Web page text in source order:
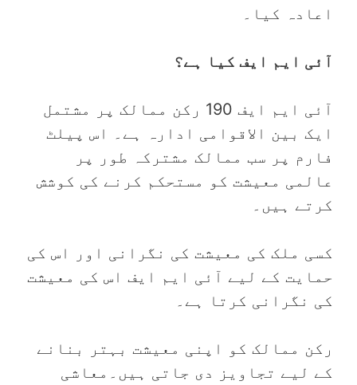
اعادہ کیا۔
آئی ایم ایف کیا ہے؟
آئی ایم ایف 190 رکن ممالک پر مشتمل
ایک بین الاقوامی ادارہ ہے۔ اس پیلٹ
فارم پر سب ممالک مشترکہ طور پر
عالمی معیشت کو مستحکم کرنے کی کوشش
کرتے ہیں۔
کسی ملک کی معیشت کی نگرانی اور اس کی
حمایت کے لیے آئی ایم ایف اس کی معیشت
کی نگرانی کرتا ہے۔
رکن ممالک کو اپنی معیشت بہتر بنانے
کے لیے تجاویز دی جاتی ہیں۔معاشی